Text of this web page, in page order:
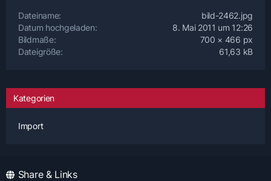
Dateiname
bild-2462.jpg
Datum hochgeladen
8. Mai 2011 um 12:26
Bildmaße
700 × 466 px
Dateigröße
61,63 kB
Kategorien
Import
Share & Links